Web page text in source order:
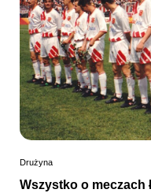
Drużyna
Wszystko o meczach